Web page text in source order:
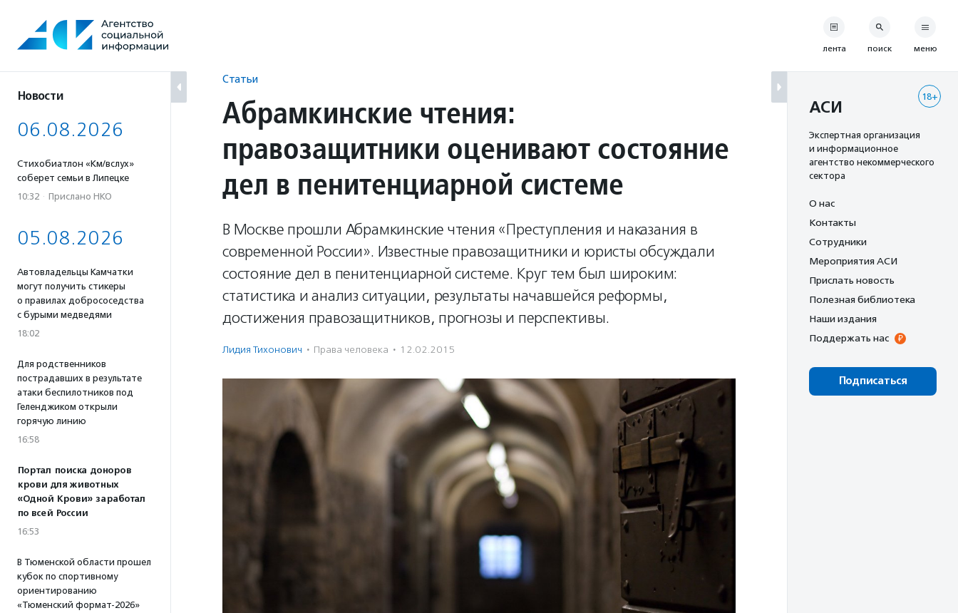
содержанию
Новости
06.08.2026
Стихобиатлон «Км/вслух»
соберет семьи в Липецке
10:32 · Прислано НКО
05.08.2026
Автовладельцы Камчатки
могут получить стикеры
о правилах добрососедства
с бурыми медведями
18:02
Для родственников
пострадавших в результате
атаки беспилотников под
Геленджиком открыли
горячую линию
16:58
Портал поиска доноров
крови для животных
«Одной Крови» заработал
по всей России
16:53
В Тюменской области прошел
кубок по спортивному
ориентированию
«Тюменский формат-2026»
Статьи
Абрамкинские чтения:
правозащитники оценивают состояние
дел в пенитенциарной системе
В Москве прошли Абрамкинские чтения «Преступления и наказания в
современной России». Известные правозащитники и юристы обсуждали
состояние дел в пенитенциарной системе. Круг тем был широким:
статистика и анализ ситуации, результаты начавшейся реформы,
достижения правозащитников, прогнозы и перспективы.
Лидия Тихонович · Права человека · 12.02.2015
лента поиск меню
18+
АСИ
Экспертная организация
и информационное
агентство некоммерческого
сектора
О нас
Контакты
Сотрудники
Мероприятия АСИ
Прислать новость
Полезная библиотека
Наши издания
Поддержать нас
Подписаться